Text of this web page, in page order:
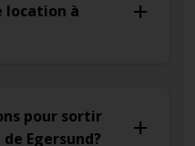
location à
pour sortir
Egersund?